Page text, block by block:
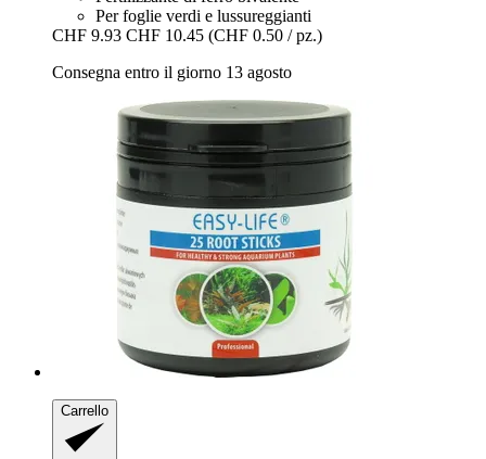
Per foglie verdi e lussureggianti
CHF 9.93 CHF 10.45 (CHF 0.50 / pz.)
Consegna entro il giorno 13 agosto
Carrello